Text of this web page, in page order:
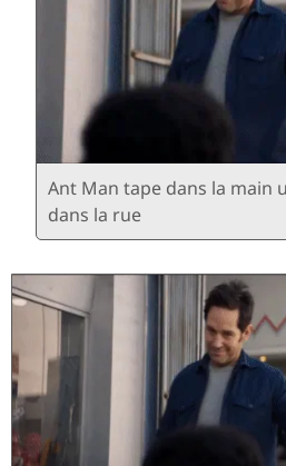
Ant Man tape dans la main
dans la rue